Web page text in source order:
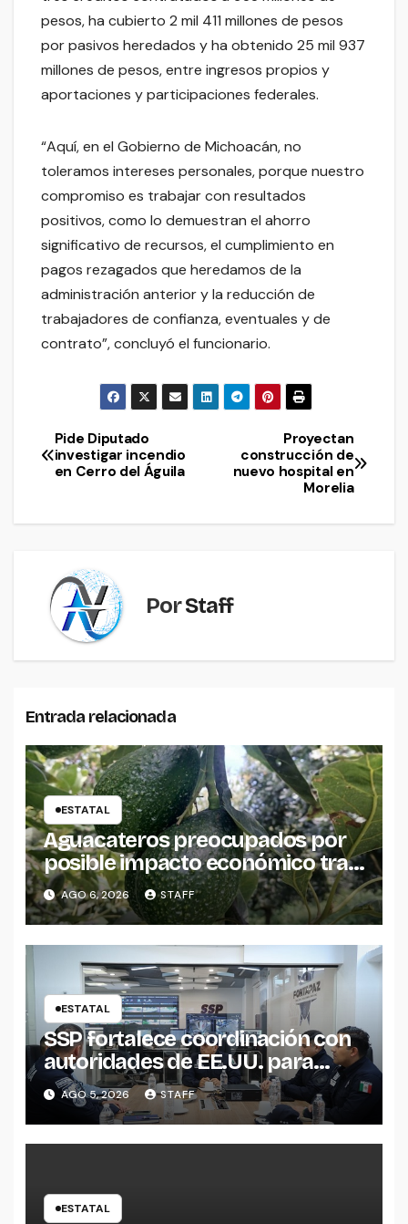
pesos, ha cubierto 2 mil 411 millones de pesos
por pasivos heredados y ha obtenido 25 mil 937
millones de pesos, entre ingresos propios y
aportaciones y participaciones federales.
“Aquí, en el Gobierno de Michoacán, no
toleramos intereses personales, porque nuestro
compromiso es trabajar con resultados
positivos, como lo demuestran el ahorro
significativo de recursos, el cumplimiento en
pagos rezagados que heredamos de la
administración anterior y la reducción de
trabajadores de confianza, eventuales y de
contrato”, concluyó el funcionario.
Navegación
de
entradas
Proyectan
construcción de
nuevo hospital en
Morelia
Pide Diputado
investigar incendio
en Cerro del Águila
PorStaff
Entrada relacionada
ESTATAL
Aguacateros preocupados por
posible impacto económico tras
alerta de Estados Unidos
AGO 6, 2026 STAFF
ESTATAL
SSP fortalece coordinación con
autoridades de EE.UU. para
reforzar seguridad en la región
aguacatera
AGO 5, 2026 STAFF
ESTATAL